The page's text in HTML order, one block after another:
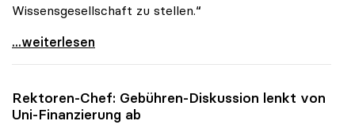
Wissensgesellschaft zu stellen.“
uniko: Regierungsumbildung als Chance zur Stärkung
...weiterlesen
Rektoren-Chef: Gebühren-Diskussion lenkt von
Uni-Finanzierung ab